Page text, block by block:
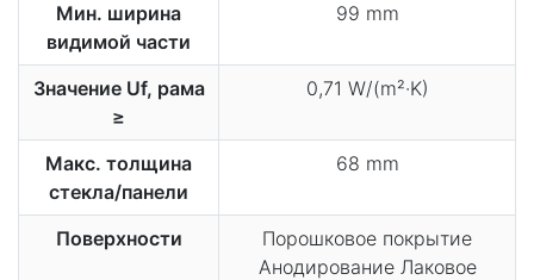
Мин. ширина
видимой части
99 mm
Значение Uf, рама
≥
0,71 W/(m²·K)
Макс. толщина
стекла/панели
68 mm
Поверхности
Порошковое покрытие
Анодирование Лаковое